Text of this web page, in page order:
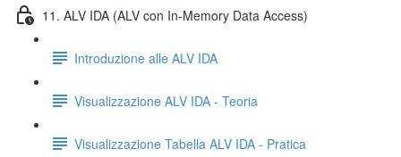
11. ALV IDA (ALV con In-Memory Data Access)
Introduzione alle ALV IDA
Visualizzazione ALV IDA - Teoria
Visualizzazione Tabella ALV IDA - Pratica